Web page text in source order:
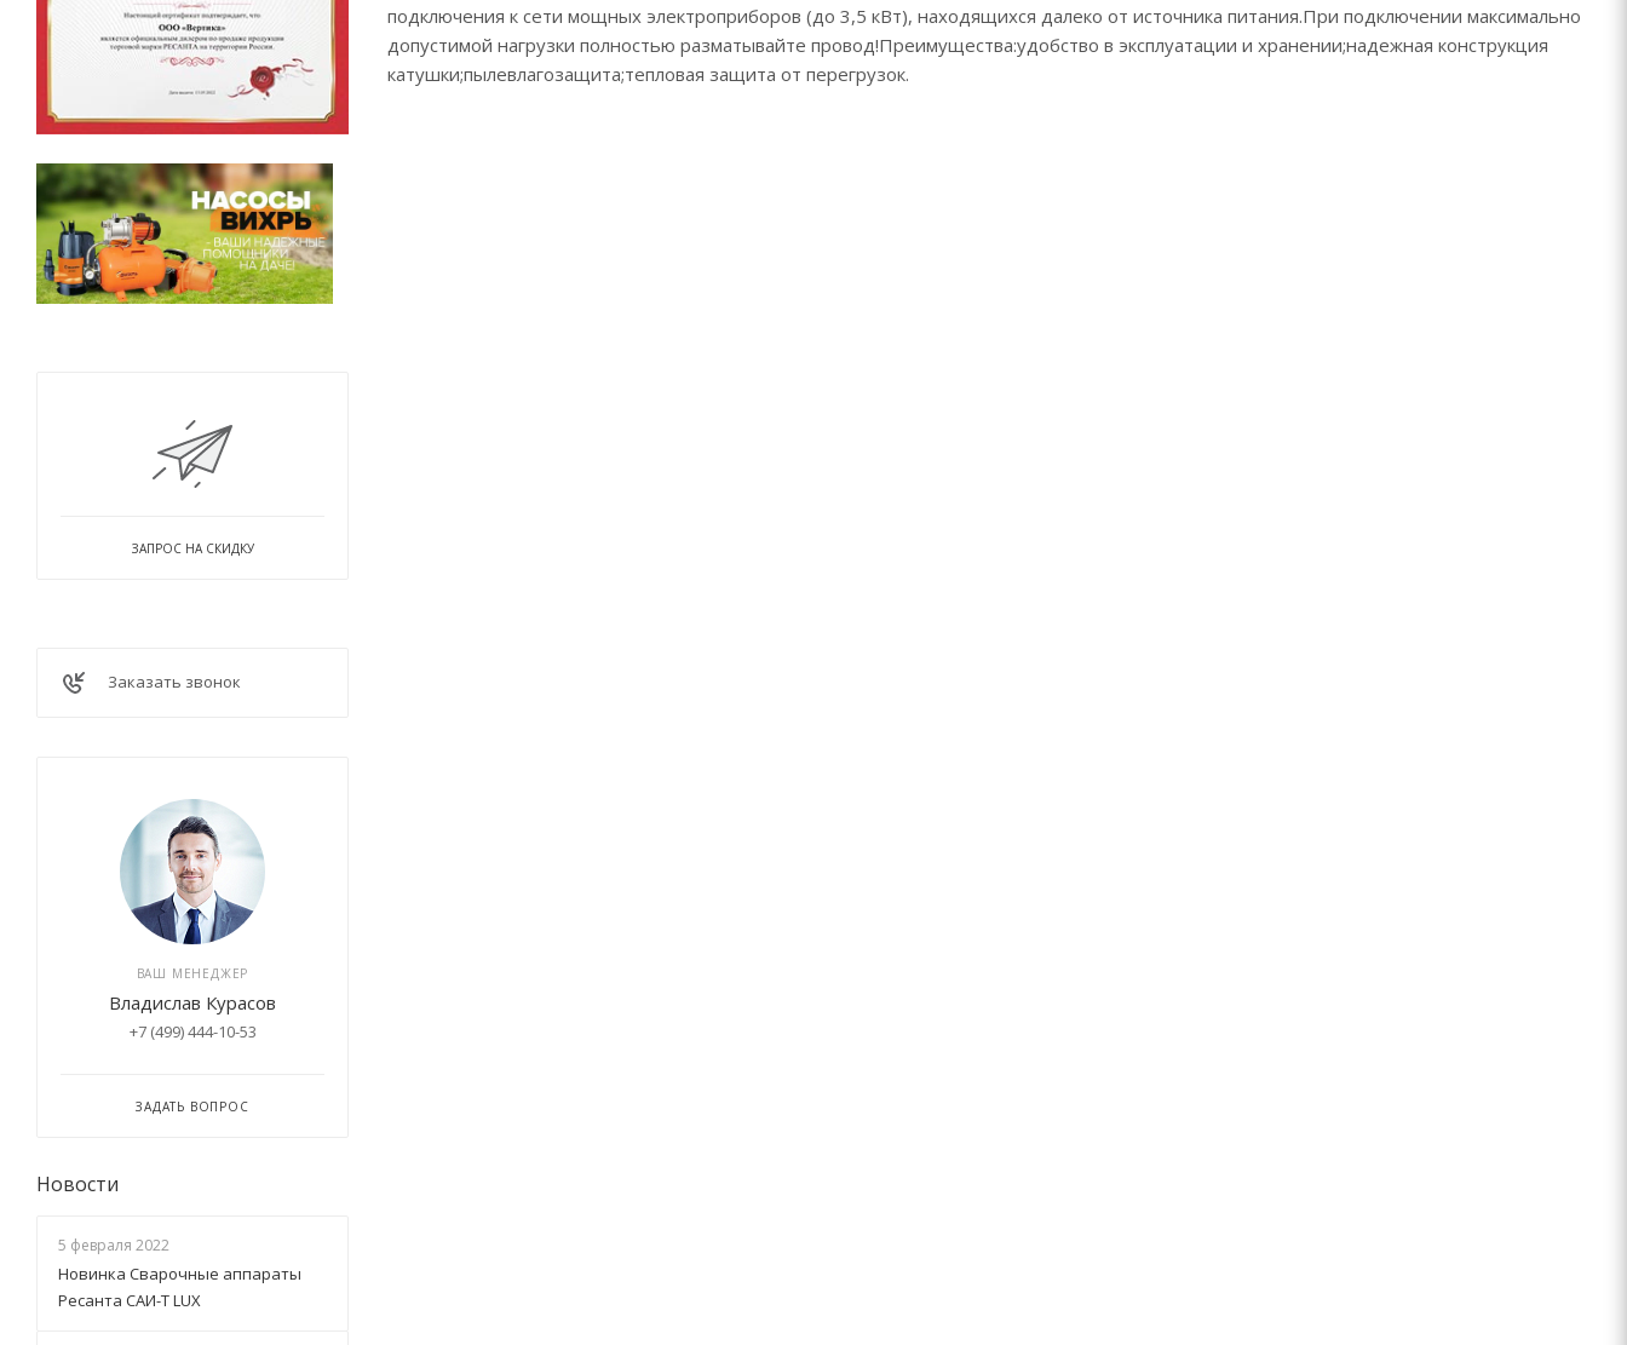
подключения к сети мощных электроприборов (до 3,5 кВт), находящихся далеко от источника питания.При подключении максимально
допустимой нагрузки полностью разматывайте провод!Преимущества:удобство в эксплуатации и хранении;надежная конструкция
катушки;пылевлагозащита;тепловая защита от перегрузок.
ЗАПРОС НА СКИДКУ
Заказать звонок
ВАШ МЕНЕДЖЕР
Владислав Курасов
+7 (499) 444-10-53
ЗАДАТЬ ВОПРОС
Новости
5 февраля 2022
Новинка Сварочные аппараты
Ресанта САИ-Т LUX